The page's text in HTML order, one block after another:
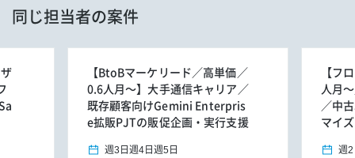
同じ担当者の案件
【BtoBマーケリード／高単価／
0.6人月～】大手通信キャリア／
既存顧客向けGemini Enterpris
e拡販PJTの販促企画・実行支援
週3日 週4日 週5日
【フ
人月
／中
マイ
週2